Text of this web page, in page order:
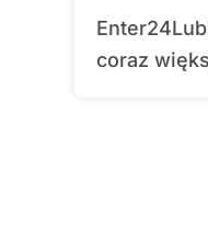
Enter24Lublin.pl to dynamicznie rozwijający się portal internetowy, który zyskuje
coraz